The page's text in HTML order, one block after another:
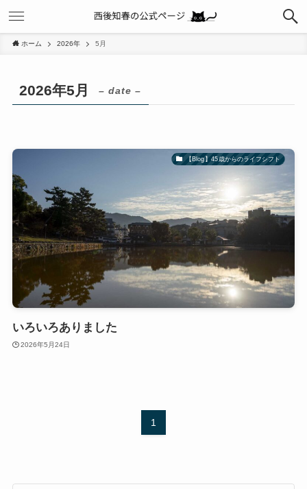
ホーム 2026年 5月
2026年5月 – date –
【Blog】45歳からのライフシフト
いろいろありました
2026年5月24日
1